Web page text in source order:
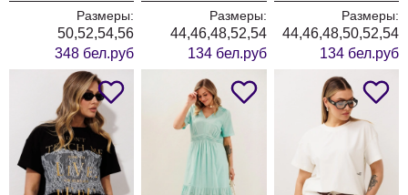
Размеры:
50,52,54,56
348 бел.руб
Размеры:
44,46,48,52,54
134 бел.руб
Размеры:
44,46,48,50,52,54
134 бел.руб